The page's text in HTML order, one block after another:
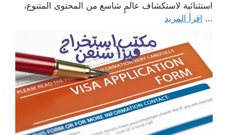
استثنائية لاستكشاف عالمٍ شاسع من المحتوى المتنوع،
... اقرأ المزيد